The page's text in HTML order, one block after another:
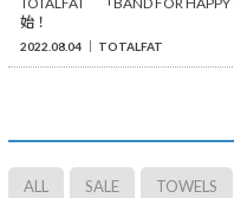
始！
2022.08.04 TOTALFAT
ALL SALE TOWELS